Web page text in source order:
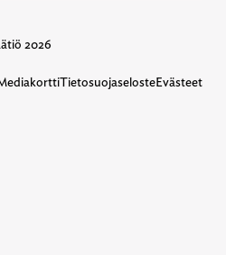
2026
TietosuojaselosteEvästeet